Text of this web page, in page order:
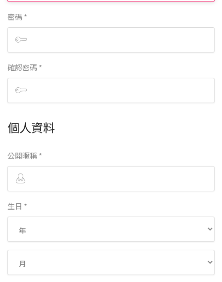
密碼 *
確認密碼 *
個人資料
公開暱稱 *
生日 *